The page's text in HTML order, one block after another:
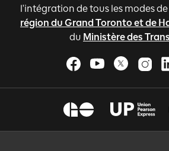
l'intégration de tous les modes
région du Grand Toronto et de
du Ministère des